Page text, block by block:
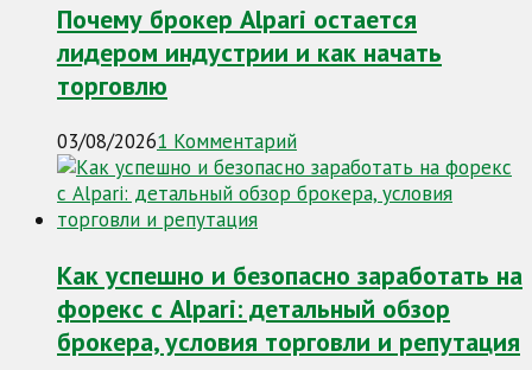
Почему брокер Alpari остается
лидером индустрии и как начать
торговлю
03/08/20261 Комментарий
Как успешно и безопасно заработать на
форекс с Alpari: детальный обзор
брокера, условия торговли и репутация